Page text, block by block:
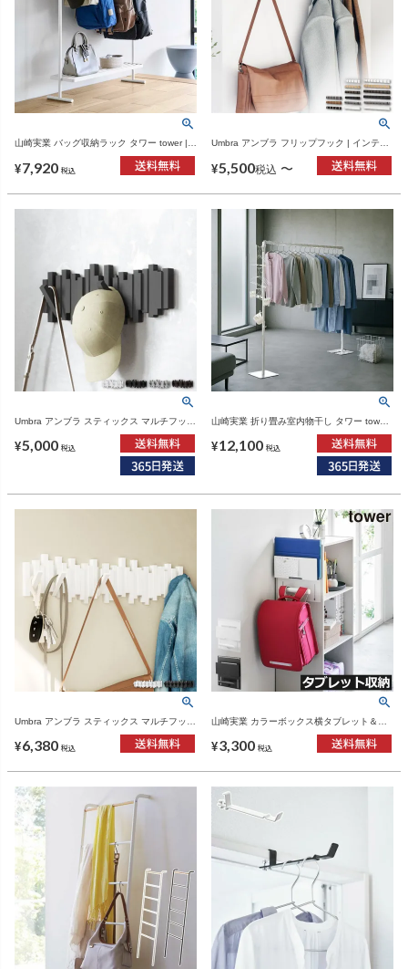
山崎実業 バッグ収納ラック タワー tower |
インテリア雑貨・タワーシリーズ
¥7,920 税込
Umbra アンブラ フリップフック | インテリ
¥5,500税込 〜
Umbra アンブラ スティックス マルチフック
¥5,000 税込
山崎実業 折り畳み室内物干し タワー tower |
¥12,100 税込
Umbra アンブラ スティックス マルチフック
¥6,380 税込
山崎実業 カラーボックス横タブレット＆ラ
雑貨・タワーシリーズ
¥3,300 税込